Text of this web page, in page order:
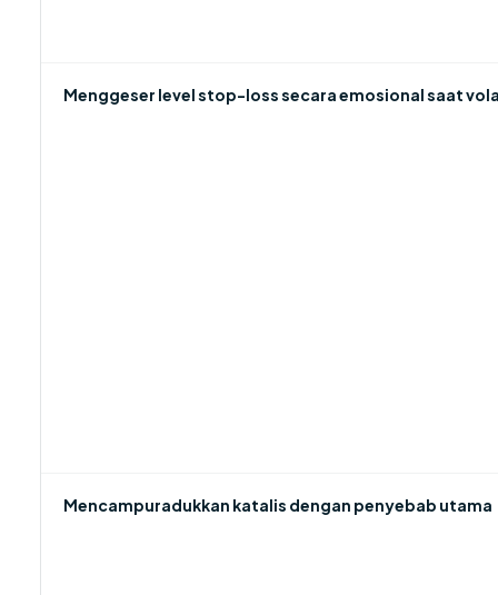
Menggeser level stop-loss secara emosional saat
Mencampuradukkan katalis dengan penyebab utama